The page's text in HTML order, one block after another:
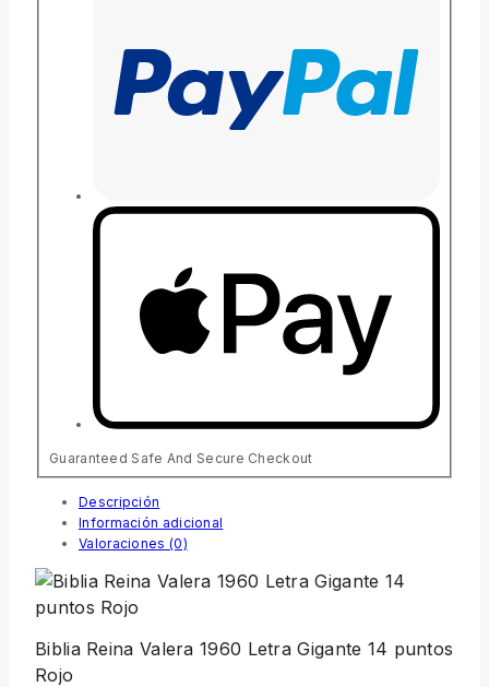
Guaranteed Safe And Secure Checkout
Descripción
Información adicional
Valoraciones (0)
Biblia Reina Valera 1960 Letra Gigante 14 puntos
Rojo